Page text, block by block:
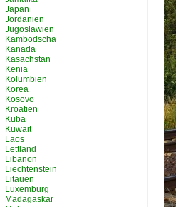
Japan
Jordanien
Jugoslawien
Kambodscha
Kanada
Kasachstan
Kenia
Kolumbien
Korea
Kosovo
Kroatien
Kuba
Kuwait
Laos
Lettland
Libanon
Liechtenstein
Litauen
Luxemburg
Madagaskar